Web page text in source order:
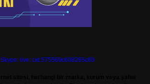
Skype: live:.cid.575569c608265c69